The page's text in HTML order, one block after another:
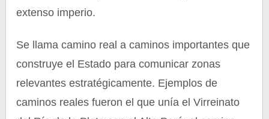
extenso imperio.
Se llama camino real a caminos importantes que
construye el Estado para comunicar zonas
relevantes estratégicamente. Ejemplos de
caminos reales fueron el que unía el Virreinato